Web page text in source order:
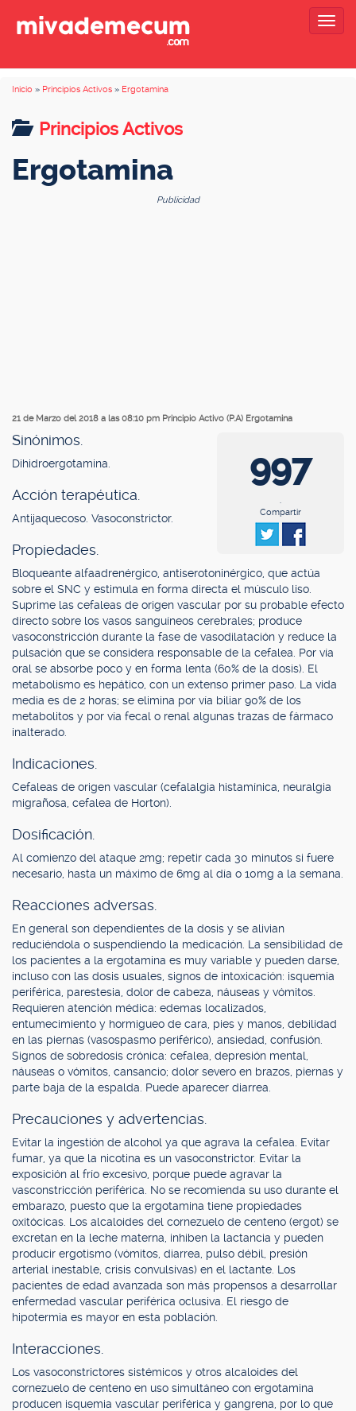
Inicio » Principios Activos » Ergotamina
Principios Activos
Ergotamina
Publicidad
21 de Marzo del 2018 a las 08:10 pm Principio Activo (P.A) Ergotamina
997
.
Compartir
Sinónimos.
Dihidroergotamina.
Acción terapéutica.
Antijaquecoso. Vasoconstrictor.
Propiedades.
Bloqueante alfaadrenérgico, antiserotoninérgico, que actúa
sobre el SNC y estimula en forma directa el músculo liso.
Suprime las cefaleas de origen vascular por su probable efecto
directo sobre los vasos sanguíneos cerebrales; produce
vasoconstricción durante la fase de vasodilatación y reduce la
pulsación que se considera responsable de la cefalea. Por vía
oral se absorbe poco y en forma lenta (60% de la dosis). El
metabolismo es hepático, con un extenso primer paso. La vida
media es de 2 horas; se elimina por vía biliar 90% de los
metabolitos y por vía fecal o renal algunas trazas de fármaco
inalterado.
Indicaciones.
Cefaleas de origen vascular (cefalalgia histamínica, neuralgia
migrañosa, cefalea de Horton).
Dosificación.
Al comienzo del ataque 2mg; repetir cada 30 minutos si fuere
necesario, hasta un máximo de 6mg al día o 10mg a la semana.
Reacciones adversas.
En general son dependientes de la dosis y se alivian
reduciéndola o suspendiendo la medicación. La sensibilidad de
los pacientes a la ergotamina es muy variable y pueden darse,
incluso con las dosis usuales, signos de intoxicación: isquemia
periférica, parestesia, dolor de cabeza, náuseas y vómitos.
Requieren atención médica: edemas localizados,
entumecimiento y hormigueo de cara, pies y manos, debilidad
en las piernas (vasospasmo periférico), ansiedad, confusión.
Signos de sobredosis crónica: cefalea, depresión mental,
náuseas o vómitos, cansancio; dolor severo en brazos, piernas y
parte baja de la espalda. Puede aparecer diarrea.
Precauciones y advertencias.
Evitar la ingestión de alcohol ya que agrava la cefalea. Evitar
fumar, ya que la nicotina es un vasoconstrictor. Evitar la
exposición al frío excesivo, porque puede agravar la
vasconstricción periférica. No se recomienda su uso durante el
embarazo, puesto que la ergotamina tiene propiedades
oxitócicas. Los alcaloides del cornezuelo de centeno (ergot) se
excretan en la leche materna, inhiben la lactancia y pueden
producir ergotismo (vómitos, diarrea, pulso débil, presión
arterial inestable, crisis convulsivas) en el lactante. Los
pacientes de edad avanzada son más propensos a desarrollar
enfermedad vascular periférica oclusiva. El riesgo de
hipotermia es mayor en esta población.
Interacciones.
Los vasoconstrictores sistémicos y otros alcaloides del
cornezuelo de centeno en uso simultáneo con ergotamina
producen isquemia vascular periférica y gangrena, por lo que